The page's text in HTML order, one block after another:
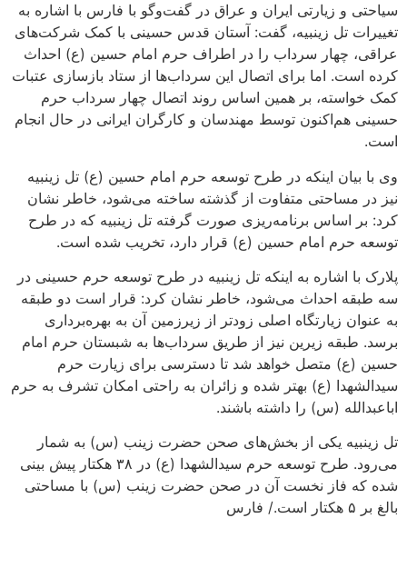
سیاحتی و زیارتی ایران و عراق در گفت‌وگو با فارس با اشاره به
تغییرات تل زینبیه، گفت: آستان قدس حسینی با کمک شرکت‌های
عراقی، چهار سرداب را در اطراف حرم امام حسین (ع) احداث
کرده‌ است. اما برای اتصال این سرداب‌ها از ستاد بازسازی عتبات
کمک خواسته، بر همین اساس روند اتصال چهار سرداب حرم
حسینی هم‌اکنون توسط مهندسان و کارگران ایرانی در حال انجام
است.
وی با بیان اینکه در طرح توسعه حرم امام حسین (ع) تل زینبیه
نیز در مساحتی متفاوت از گذشته ساخته می‌شود، خاطر نشان
کرد: بر اساس برنامه‌ریزی صورت گرفته تل زینبیه که در طرح
توسعه حرم امام حسین (ع) قرار دارد، تخریب شده است.
پلارک با اشاره به اینکه تل زینبیه در طرح توسعه حرم حسینی در
سه طبقه احداث می‌شود، خاطر نشان کرد: قرار است دو طبقه
به عنوان زیارتگاه اصلی زودتر از زیرزمین آن به بهره‌برداری
برسد. طبقه زیرین نیز از طریق سرداب‌ها به شبستان حرم امام
حسین (ع) متصل خواهد شد تا دسترسی برای زیارت حرم
سیدالشهدا (ع) بهتر شده و زائران به راحتی امکان تشرف به حرم
اباعبدالله (س) را داشته باشند.
تل زینبیه یکی از بخش‌های صحن حضرت زینب (س) به شمار
می‌رود. طرح توسعه حرم سیدالشهدا (ع) در ۳۸ هکتار پیش بینی
شده که فاز نخست آن در صحن حضرت زینب (س) با مساحتی
بالغ بر ۵ هکتار است./ فارس